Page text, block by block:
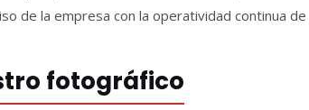
de la empresa con la operatividad continua
fotográfico